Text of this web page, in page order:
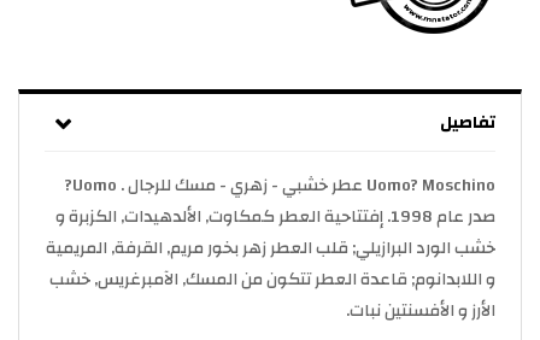
تفاصيل
Uomo? Moschino عطر خشبي - زهري - مسك للرجال . Uomo?
صدر عام 1998. إفتتاحية العطر كمكاوت, الألدهيدات, الكزبرة و
خشب الورد البرازيلي; قلب العطر زهر بخور مريم, القرفة, المريمية
و اللابدانوم; قاعدة العطر تتكون من المسك, الآمبرغريس, خشب
الأرز و الأفسنتين نبات.